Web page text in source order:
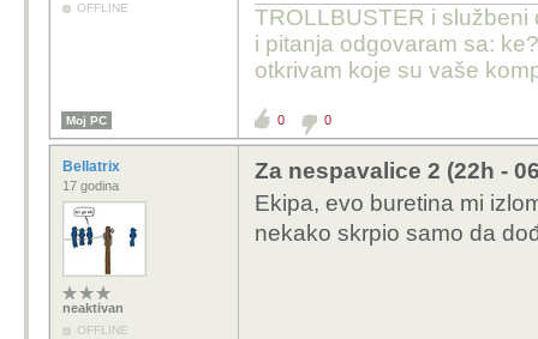
OFFLINE
TROLLBUSTER i službeni
i pitanja odgovaram sa:
otkrivam koje su vaše
Moj PC 0 0
Bellatrix
17 godina
neaktivan
OFFLINE
Za nespavalice 2 (22h -
Ekipa, evo buretina mi
nekako skrpio samo da